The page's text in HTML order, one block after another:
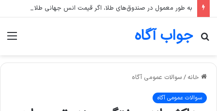
جواب آگاه
جستجو
خانه / سوالات عمومی آگاه
سوالات عمومی آگاه